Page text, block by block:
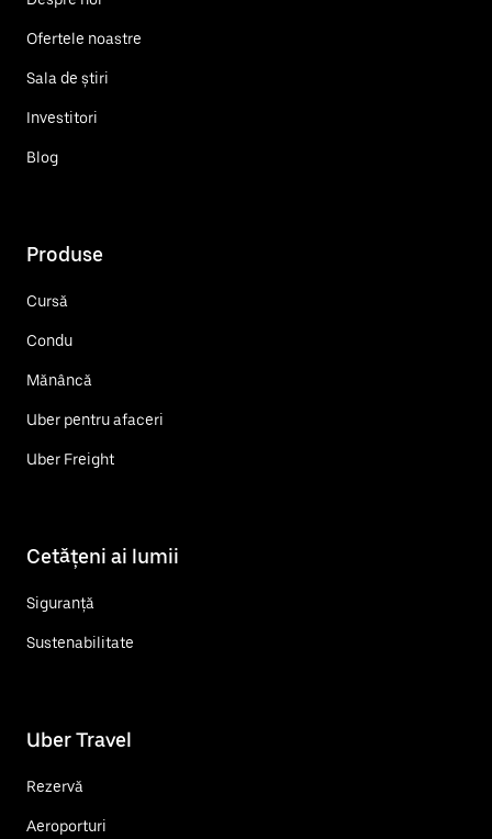
Ofertele noastre
Sala de știri
Investitori
Blog
Produse
Cursă
Condu
Mănâncă
Uber pentru afaceri
Uber Freight
Cetățeni ai lumii
Siguranță
Sustenabilitate
Uber Travel
Rezervă
Aeroporturi